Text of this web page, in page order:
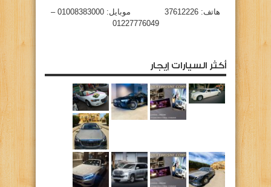
هاتف: 37612226 موبايل: 01008383000 –
01227776049
أكثر السيارات إيجار